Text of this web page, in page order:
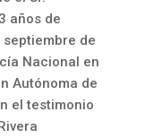
años de
de
Nacional en
Autónoma de
el testimonio